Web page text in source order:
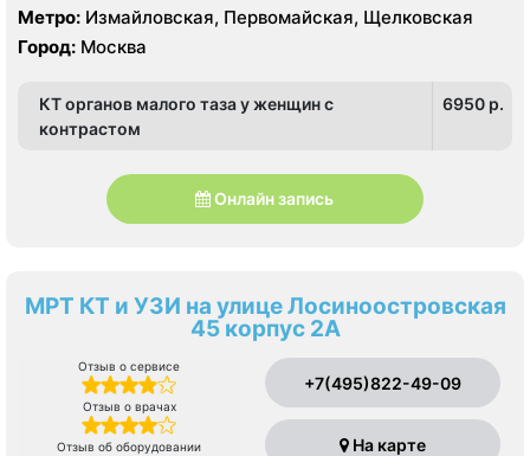
Метро: Измайловская, Первомайская, Щелковская
Город: Москва
КТ органов малого таза у женщин с
контрастом
6950 p.
Онлайн запись
МРТ КТ и УЗИ на улице Лосиноостровская
45 корпус 2А
Отзыв о сервисе
Отзыв о врачах
Отзыв об оборудовании
+7(495)822-49-09
На карте